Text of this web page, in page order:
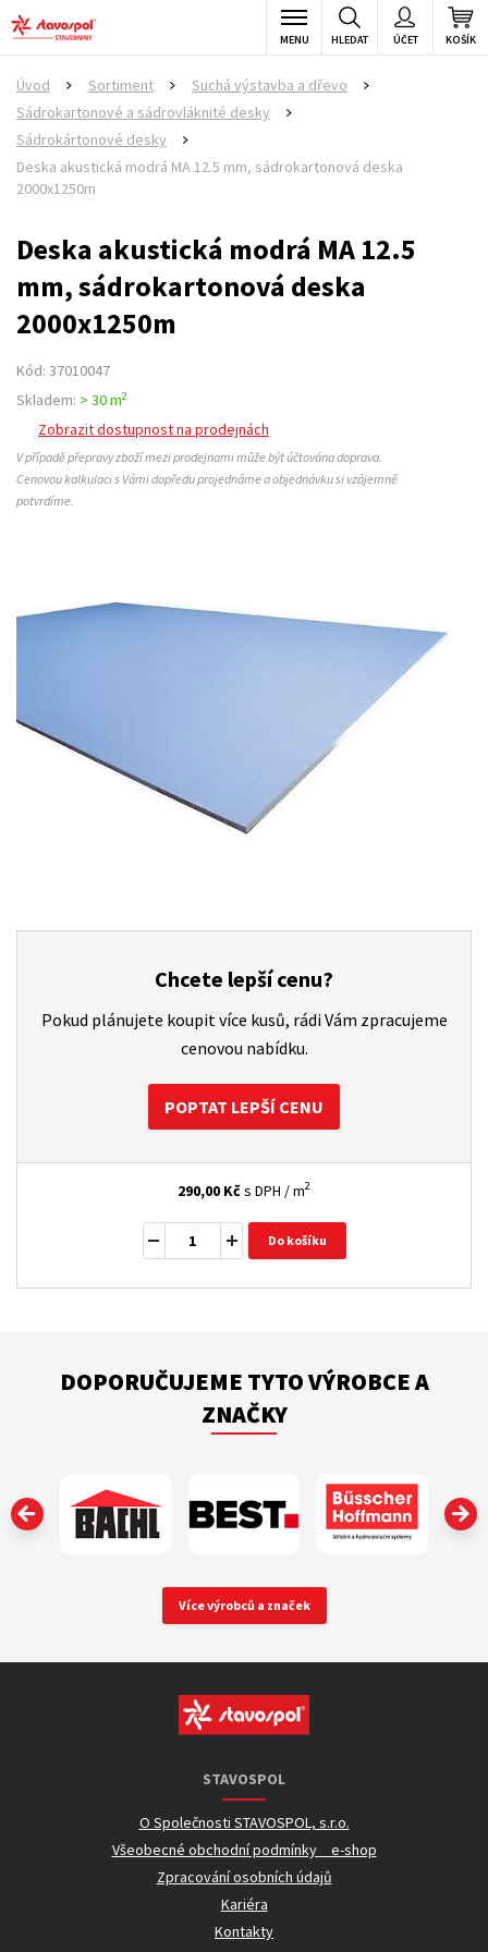
KOŠÍK
ÚČET
HLEDAT
MENU
Úvod Sortiment Suchá výstavba a dřevo
Sádrokartonové a sádrovláknité desky
Sádrokártonové desky
Deska akustická modrá MA 12.5 mm, sádrokartonová deska
2000x1250m
Deska akustická modrá MA 12.5
mm, sádrokartonová deska
2000x1250m
Kód: 37010047
Skladem: > 30 m2
Zobrazit dostupnost na prodejnách
V případě přepravy zboží mezi prodejnami může být účtována doprava.
Cenovou kalkulaci s Vámi dopředu projednáme a objednávku si vzájemně
potvrdíme.
Chcete lepší cenu?
Pokud plánujete koupit více kusů, rádi Vám zpracujeme
cenovou nabídku.
POPTAT LEPŠÍ CENU
290,00 Kčs DPH / m2
Do košíku
DOPORUČUJEME TYTO VÝROBCE A
ZNAČKY
‹
Více výrobců a značek
STAVOSPOL
O Společnosti STAVOSPOL, s.r.o.
Všeobecné obchodní podmínky _ e-shop
Zpracování osobních údajů
Kariéra
Kontakty